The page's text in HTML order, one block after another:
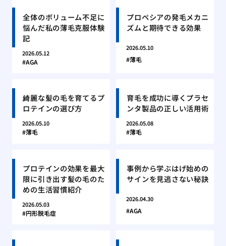
全体のボリューム不足に
悩んだ私の薄毛克服体験
記
2026.05.12
AGA
プロペシアの発毛メカニ
ズムと期待できる効果
2026.05.10
薄毛
綺麗な髪の毛を育てるプ
ロテインの選び方
2026.05.10
薄毛
育毛を成功に導くプラセ
ンタ製品の正しい活用術
2026.05.08
薄毛
プロテインの効果を最大
限に引き出す髪の毛のた
めの生活習慣紹介
2026.05.03
円形脱毛症
事例から学ぶはげ始めの
サインを見逃さない秘訣
2026.04.30
AGA